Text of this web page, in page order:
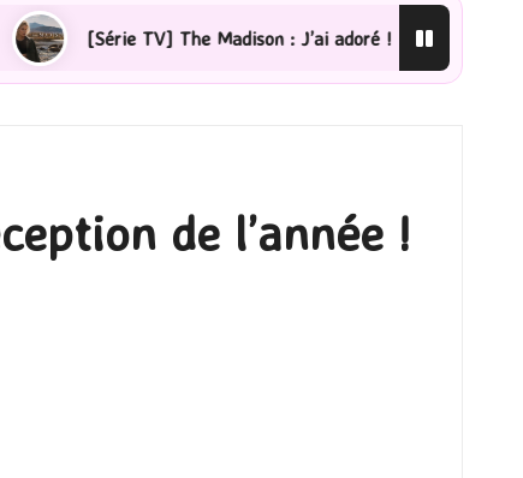
Madison : J’ai adoré ! [Lecture] La femme de
de l’année !